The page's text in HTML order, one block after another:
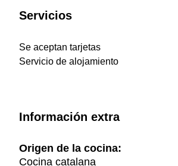
Servicios
Se aceptan tarjetas
Servicio de alojamiento
Información extra
Origen de la cocina:
Cocina catalana